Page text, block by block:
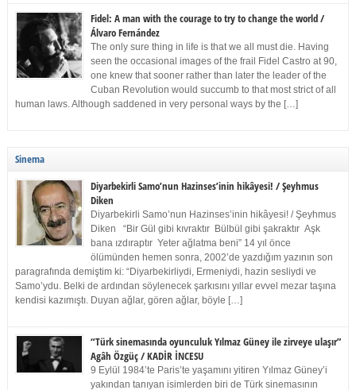
Fidel: A man with the courage to try to change the world /
Álvaro Fernández
The only sure thing in life is that we all must die. Having
seen the occasional images of the frail Fidel Castro at 90,
one knew that sooner rather than later the leader of the
Cuban Revolution would succumb to that most strict of all
human laws. Although saddened in very personal ways by the […]
Sinema
Diyarbekirli Samo’nun Hazinses’inin hikâyesi! / Şeyhmus
Diken
Diyarbekirli Samo’nun Hazinses’inin hikâyesi! / Şeyhmus
Diken “Bir Gül gibi kıvraktır Bülbül gibi şakraktır Aşk
bana ızdıraptır Yeter ağlatma beni” 14 yıl önce
ölümünden hemen sonra, 2002’de yazdığım yazının son
paragrafında demiştim ki: “Diyarbekirliydi, Ermeniydi, hazin sesliydi ve
Samo’ydu. Belki de ardından söylenecek şarkısını yıllar evvel mezar taşına
kendisi kazımıştı. Duyan ağlar, gören ağlar, böyle […]
“Türk sinemasında oyunculuk Yılmaz Güney ile zirveye ulaşır”
Agâh Özgüç / KADİR İNCESU
9 Eylül 1984’te Paris’te yaşamını yitiren Yılmaz Güney’i
yakından tanıyan isimlerden biri de Türk sinemasının